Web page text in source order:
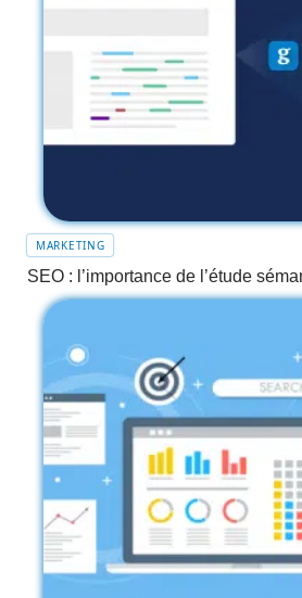
MARKETING
SEO : l’importance de l’étude